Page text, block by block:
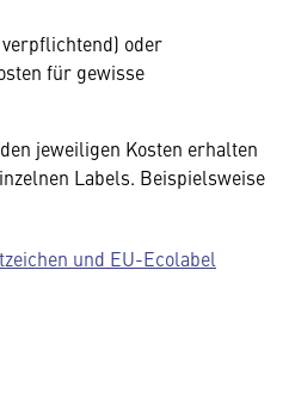
oder
für gewisse
jeweiligen Kosten erhalten
Labels. Beispielsweise
und EU-Ecolabel